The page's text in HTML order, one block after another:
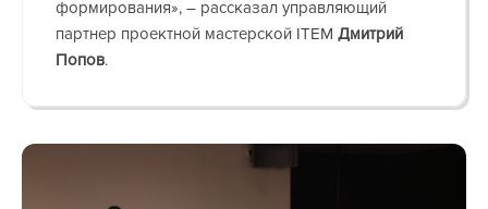
формирования», – рассказал управляющий
партнер проектной мастерской ITEM Дмитрий
Попов.